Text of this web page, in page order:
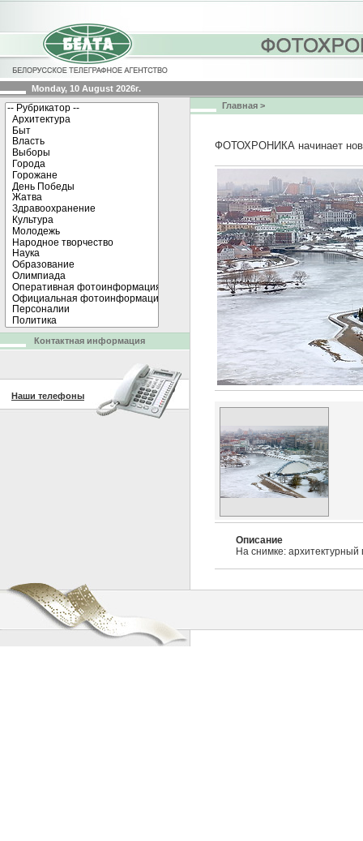
Monday, 10 August 2026г.
Главная >
ФОТОХРОНИКА начинает
Описание
На снимке:
Контактная информация
Наши телефоны